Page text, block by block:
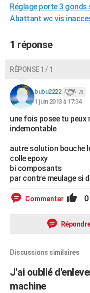
CARTE DE VOEUX
Dictionnaire
Biographies
Citations
Expressions
Proverbes
PROGRAMME TV
COPAINS D'AVANT
S'inscrire
Se connecter
Lycées
Collèges
Primaires
Universités
Entreprises
Service militaire
Avis de recherche
AVIS DE DÉCÈS
Bricolage
Lifestyle
Culture
Sport
Auto
Television
Voyage
Cinema
Réglage porte 3 gonds
Abattant wc vis
1 réponse
RÉPONSE 1 / 1
bubu2222 73
1 juin 2013 à 17:34
une fois posee tu peux
indemontable
autre solution bouche
colle epoxy
bi composants
par contre meulage si
Commenter 0
Discussions similaires
J'ai oublié
machine